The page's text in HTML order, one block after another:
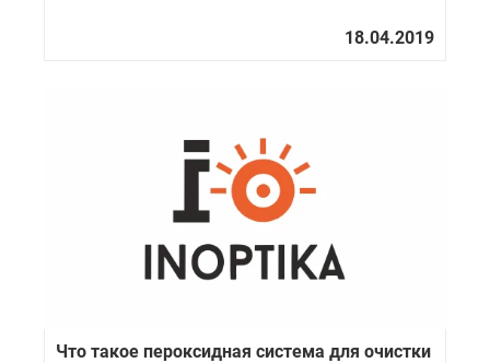
Что такое пероксидная система для очистки